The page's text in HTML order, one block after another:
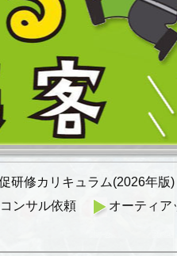
研修カリキュラム(2026年版)
ンサル依頼
オーティア